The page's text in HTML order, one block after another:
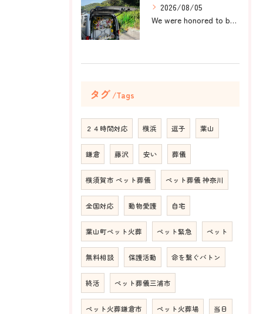
2026/08/05
We were honored to be by your ...
タグ Tags
２４時間対応 横浜 逗子 葉山
鎌倉 藤沢 安い 葬儀
横須賀市 ペット葬儀 ペット葬儀 神奈川
全国対応 動物愛護 自宅
葉山町ペット火葬 ペット緊急 ペット
無料相談 保護活動 命を繋ぐバトン
終活 ペット葬儀三浦市
ペット火葬鎌倉市 ペット火葬場 当日